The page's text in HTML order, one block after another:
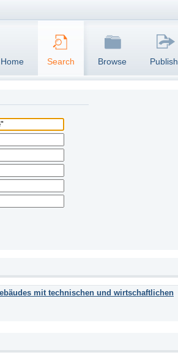
Home Search Browse Publish
mit technischen und wirtschaftlichen